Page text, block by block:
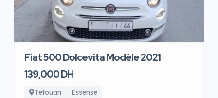
Fiat 500 Dolcevita Modèle 2021
139,000 DH
Tetouan Essense